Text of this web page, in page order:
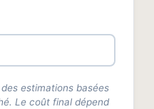
estimations basées
Le coût final dépend